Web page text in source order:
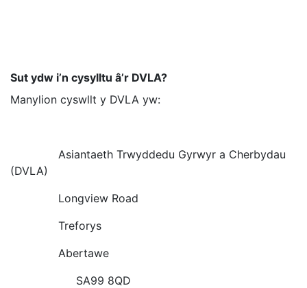
Sut ydw i’n cysylltu â’r DVLA?
Manylion cyswllt y DVLA yw:
Asiantaeth Trwyddedu Gyrwyr a Cherbydau
(DVLA)
Longview Road
Treforys
Abertawe
SA99 8QD